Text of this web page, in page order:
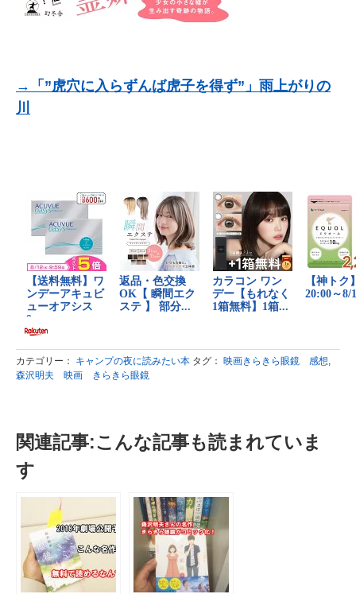
→「”虎穴に入らずんば虎子を得ず”」雨上がりの
川
カテゴリー： キャンプの夜に読みたい本 タグ： 映画きらきら眼鏡 感想,
森沢明夫 映画 きらきら眼鏡
関連記事:こんな記事も読まれていま
す